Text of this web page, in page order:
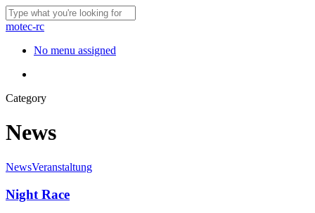
Skip
to
content
Close
motec-rc
Menu
No menu assigned
Category
News
NewsVeranstaltung
Night Race